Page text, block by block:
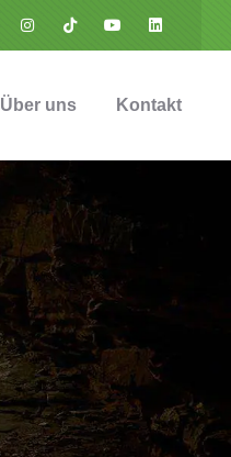
Über uns Kontakt